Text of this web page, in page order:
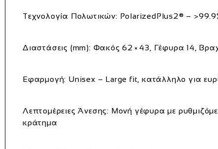
Τεχνολογία Πολωτικών: PolarizedPlus2® –
Διαστάσεις (mm): Φακός 62 × 43, Γέφυρα 14,
Εφαρμογή: Unisex – Large fit, κατάλληλο για
Λεπτομέρειες Άνεσης: Μονή γέφυρα με
κράτημα